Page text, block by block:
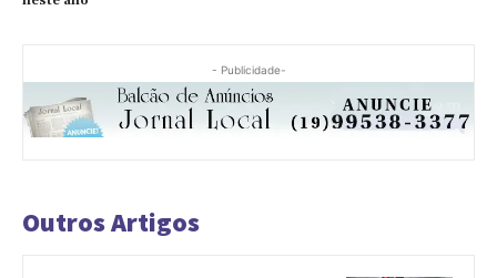
- Publicidade-
Outros Artigos